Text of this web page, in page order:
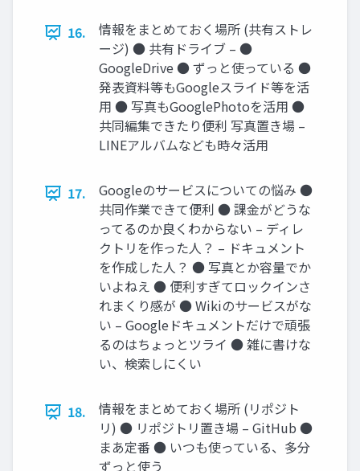
16.
情報をまとめておく場所 (共有ストレ
ージ) ● 共有ドライブ – ●
GoogleDrive ● ずっと使っている ●
発表資料等もGoogleスライド等を活
用 ● 写真もGooglePhotoを活用 ●
共同編集できたり便利 写真置き場 –
LINEアルバムなども時々活用
17.
Googleのサービスについての悩み ●
共同作業できて便利 ● 課金がどうな
ってるのか良くわからない – ディレ
クトリを作った人？ – ドキュメント
を作成した人？ ● 写真とか容量でか
いよねえ ● 便利すぎてロックインさ
れまくり感が ● Wikiのサービスがな
い – Googleドキュメントだけで頑張
るのはちょっとツライ ● 雑に書けな
い、検索しにくい
18.
情報をまとめておく場所 (リポジト
リ) ● リポジトリ置き場 – GitHub ●
まあ定番 ● いつも使っている、多分
ずっと使う